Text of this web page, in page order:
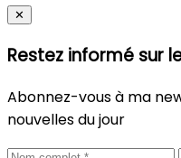
Close
✕
Restez informé sur
Abonnez-vous à ma
nouvelles du jour